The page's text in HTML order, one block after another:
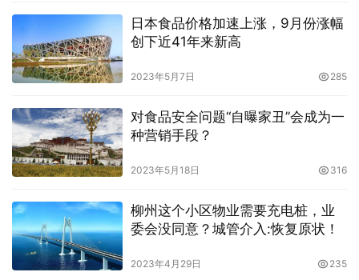
日本食品价格加速上涨，9月份涨幅
创下近41年来新高
2023年5月7日 285
对食品安全问题“自曝家丑”会成为一
种营销手段？
2023年5月18日 316
柳州这个小区物业需要充电桩，业
委会没同意？城管介入:恢复原状！
2023年4月29日 235